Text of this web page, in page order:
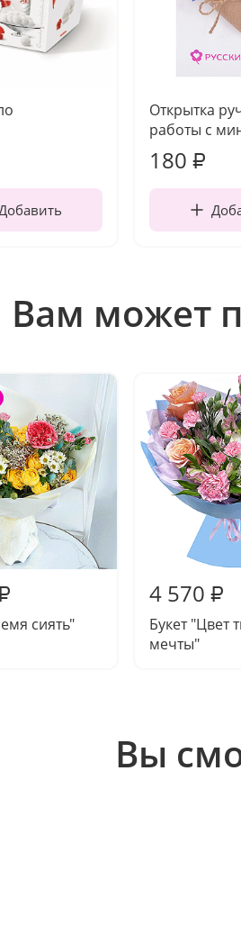
Открытка
работы с
180 ₽
Вам может
сиять"
4 570 ₽
Букет "Цвет
мечты"
Вы